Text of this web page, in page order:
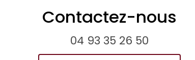
Contactez-nous
04 93 35 26 50